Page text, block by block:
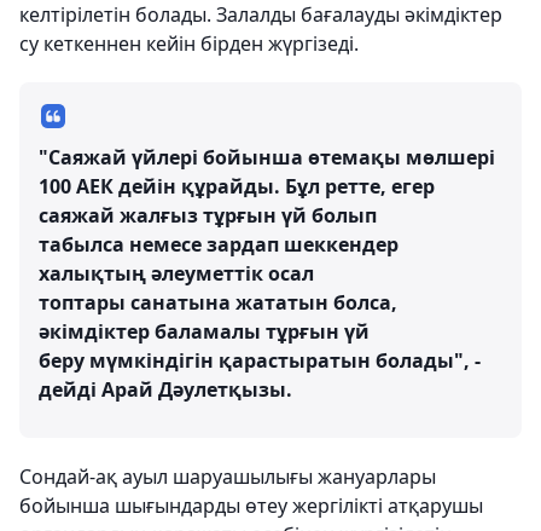
келтірілетін болады. Залалды бағалауды әкімдіктер
су кеткеннен кейін бірден жүргізеді.
"Саяжай үйлері бойынша өтемақы мөлшері
100 АЕК дейін құрайды. Бұл ретте, егер
саяжай жалғыз тұрғын үй болып
табылса немесе зардап шеккендер
халықтың әлеуметтік осал
топтары санатына жататын болса,
әкімдіктер баламалы тұрғын үй
беру мүмкіндігін қарастыратын болады", -
дейді Арай Дәулетқызы.
Сондай-ақ ауыл шаруашылығы жануарлары
бойынша шығындарды өтеу жергілікті атқарушы